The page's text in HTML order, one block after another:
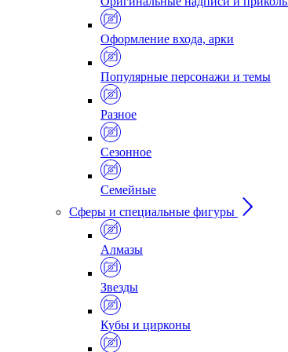
Оформление входа, арки
Популярные персонажи и темы
Разное
Сезонное
Семейные
Сферы и специальные фигуры
Алмазы
Звезды
Кубы и цирконы